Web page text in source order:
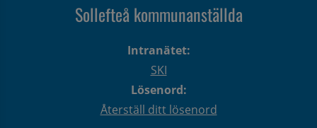
Sollefteå kommunanställda
Intranätet:
SKI
Lösenord:
Återställ ditt lösenord